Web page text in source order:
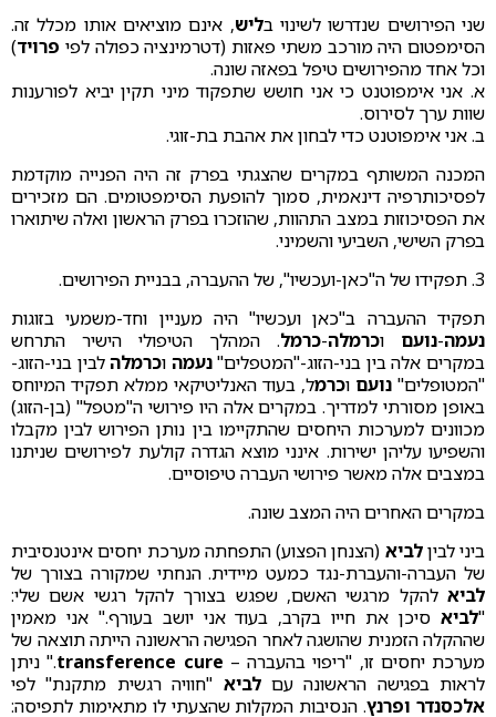
שני הפירושים שנדרשו לשינוי בליש, אינם מוציאים אותו מכלל זה.
הסימפטום היה מורכב משתי פאזות (דטרמינציה כפולה לפי פרויד)
וכל אחד מהפירושים טיפל בפאזה שונה.
א. אני אימפוטנט כי אני חושש שתפקוד מיני תקין יביא לפורענות
שוות ערך לסירוס.
ב. אני אימפוטנט כדי לבחון את אהבת בת-זוגי.
המכנה המשותף במקרים שהצגתי בפרק זה היה הפנייה מוקדמת
לפסיכותרפיה דינאמית, סמוך להופעת הסימפטומים. הם מזכירים
את הפסיכוזות במצב התהוות, שהוזכרו בפרק הראשון ואלה שיתוארו
בפרק השישי, השביעי והשמיני.
3. תפקידו של ה"כאן-ועכשיו", של ההעברה, בבניית הפירושים.
תפקיד ההעברה ב"כאן ועכשיו" היה מעניין וחד-משמעי בזוגות
נעמה-נועם וכרמלה-כרמל. המהלך הטיפולי הישיר התרחש
במקרים אלה בין בני-הזוג-"המטפלים"נעמה וכרמלהלבין בני-הזוג-
"המטופלים" נועם וכרמל, בעוד האנליטיקאי ממלא תפקיד המיוחס
באופן מסורתי למדריך. במקרים אלה היו פירושי ה"מטפל" (בן-הזוג)
מכוונים למערכות היחסים שהתקיימו בין נותן הפירוש לבין מקבלו
והשפיעו עליהן ישירות. אינני מוצא הגדרה קולעת לפירושים שניתנו
במצבים אלה מאשר פירושי העברה טיפוסיים.
במקרים האחרים היה המצב שונה.
ביני לביןלביא (הצנחן הפצוע) התפחתה מערכת יחסים אינטנסיבית
של העברה-והעברת-נגד כמעט מיידית. הנחתי שמקורה בצורך של
לביא להקל מרגשי האשם, שפגש בצורך להקל רגשי אשם שלי:
"לביא סיכן את חייו בקרב, בעוד אני יושב בעורף." אני מאמין
שההקלה הזמנית שהושגה לאחר הפגישה הראשונה הייתה תוצאה של
מערכת יחסים זו, "ריפוי בהעברה – transference cure." ניתן
לראות בפגישה הראשונה עםלביא "חוויה רגשית מתקנת" לפי
אלכסנדר ופרנץ. הנסיבות המקלות שהצעתי לו מתאימות לתפיסה: